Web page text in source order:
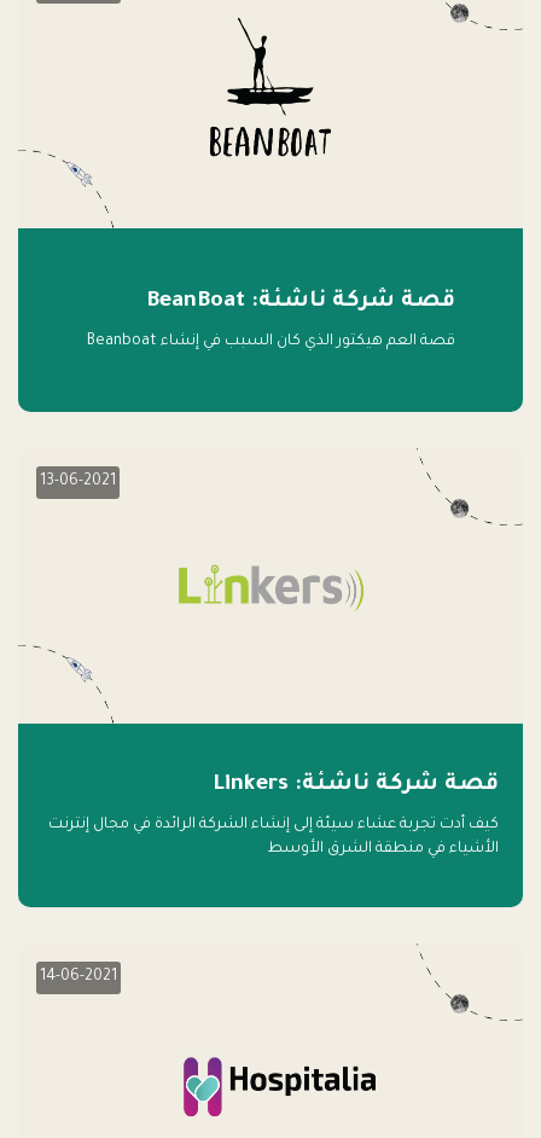
قصة شركة ناشئة: BeanBoat
قصة العم هيكتور الذي كان السبب في إنشاء Beanboat
13-06-2021
قصة شركة ناشئة: Linkers
كيف أدت تجربة عشاء سيئة إلى إنشاء الشركة الرائدة في مجال إنترنت
الأشياء في منطقة الشرق الأوسط
14-06-2021